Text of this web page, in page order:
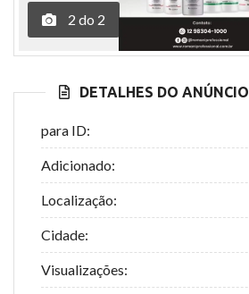
2 do 2
DETALHES DO ANÚNCIO
para ID:
Adicionado:
Localização:
Cidade:
Visualizações: